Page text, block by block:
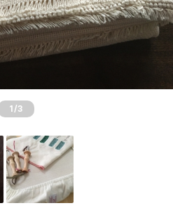
1 /3